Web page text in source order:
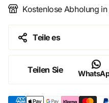
Ideal für Sammler und
Diese hochwertige
realistische Wirkung und
Sammlung und bieten
detailreiche 1:12-
Details auf einen Blick
Kostenlose Abholung in
Teile es
Teilen Sie